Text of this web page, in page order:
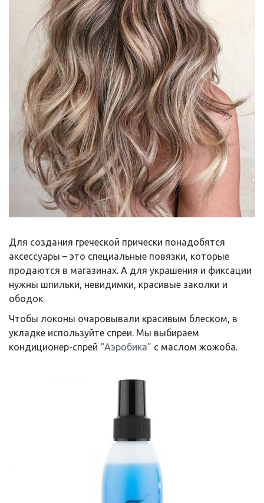
Для создания греческой прически понадобятся
аксессуары – это специальные повязки, которые
продаются в магазинах. А для украшения и фиксации
нужны шпильки, невидимки, красивые заколки и
ободок.
Чтобы локоны очаровывали красивым блеском, в
укладке используйте спреи. Мы выбираем
кондиционер-спрей “Аэробика” с маслом жожоба.